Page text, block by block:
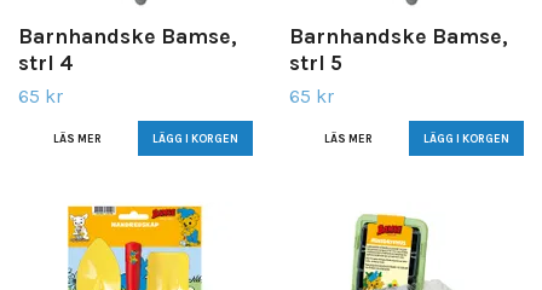
Barnhandske Bamse,
strl 4
65 kr
LÄS MER
Barnhandske Bamse,
strl 5
65 kr
LÄS MER